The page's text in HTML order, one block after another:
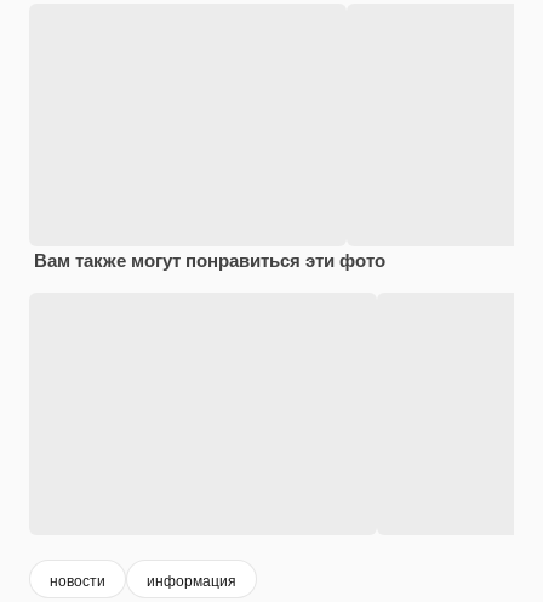
Вам также могут понравиться эти фото
новости информация